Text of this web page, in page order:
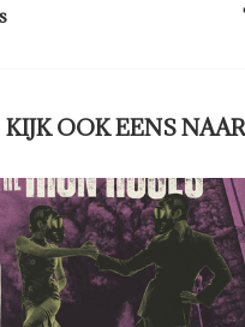
KIJK OOK EENS NAAR